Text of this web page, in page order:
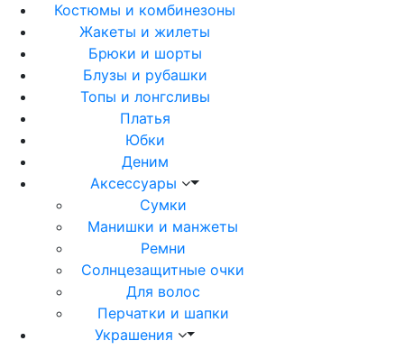
Костюмы и комбинезоны
Жакеты и жилеты
Брюки и шорты
Блузы и рубашки
Топы и лонгсливы
Платья
Юбки
Деним
Аксессуары
Сумки
Манишки и манжеты
Ремни
Солнцезащитные очки
Для волос
Перчатки и шапки
Украшения